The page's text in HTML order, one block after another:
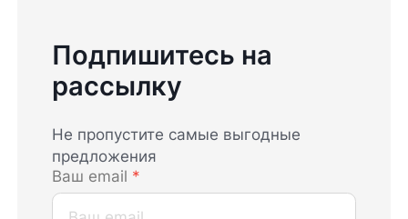
Подпишитесь на
рассылку
Не пропустите самые выгодные
предложения
Ваш email *